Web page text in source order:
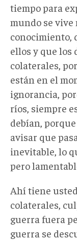
tiempo para
mundo se
conocimiento,
ellos y que los
colaterales,
están en el
ignorancia,
ríos, siempre
debían,
avisar que
inevitable, lo
pero
Ahí tiene
colaterales,
guerra fuera
guerra se